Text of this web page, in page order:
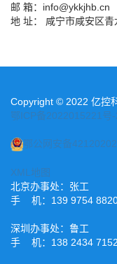
邮 箱：info@ykkjhb.cn
地 址： 咸宁市咸安区
Copyright © 2022 亿控
鄂ICP备2022015221号-
鄂公网安备
XML地图
北京办事处：张工
手 机：139 9754
深圳办事处：鲁工
手 机：138 2434 7152